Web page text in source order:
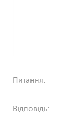
Питання:
Відповідь: